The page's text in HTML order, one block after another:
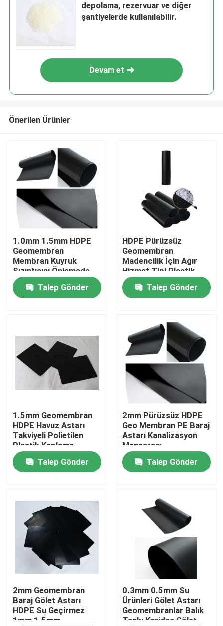
Ev
Ürünler
Hakkımızda
Fabrika turu
Bir teklif isteği
Geosentetik Kumaş
Geosentetik Membran
Geosentetik Donatı Izgarası
depolama, rezervuar ve diğer
şantiyelerde kullanılabilir.
Devam et
Önerilen Ürünler
1.0mm 1.5mm HDPE
Geomembran
Membran Kuyruk
Sızıntısını Önlemede
Kullanılıyor
Talep Gönder
HDPE Pürüzsüz
Geomembran
Madencilik İçin Ağır
Hizmet Tipi Plastik
Gölet Astar Levhası
Talep Gönder
1.5mm Geomembran
HDPE Havuz Astarı
Takviyeli Polietilen
Plastik Kaplama
Talep Gönder
2mm Pürüzsüz HDPE
Geo Membran PE Baraj
Astarı Kanalizasyon
Manzarası
Talep Gönder
2mm Geomembran
Baraj Gölet Astarı
HDPE Su Geçirmez
1mm 1.5mm
0.3mm 0.5mm Su
Ürünleri Gölet Astarı
Geomembranlar Balık
Tankı Karides Gölet